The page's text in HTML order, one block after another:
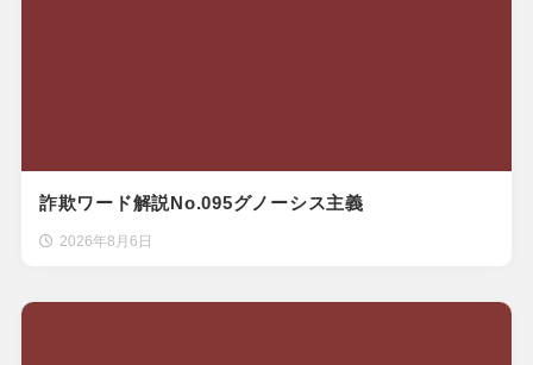
詐欺ワード解説No.095グノーシス主義
2026年8月6日